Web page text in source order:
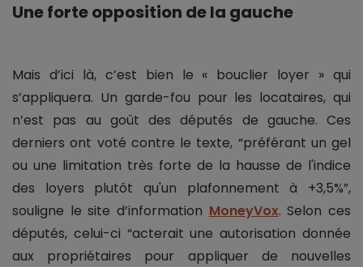
Une forte opposition de la gauche
Mais d’ici là, c’est bien le « bouclier loyer » qui
s’appliquera. Un garde-fou pour les locataires, qui
n’est pas au goût des députés de gauche. Ces
derniers ont voté contre le texte, “préférant un gel
ou une limitation très forte de la hausse de l'indice
des loyers plutôt qu'un plafonnement à +3,5%”,
souligne le site d’information MoneyVox. Selon ces
députés, celui-ci “acterait une autorisation donnée
aux propriétaires pour appliquer de nouvelles